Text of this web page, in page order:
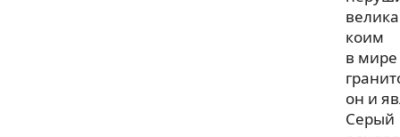
коим
в мире
он и
Серый